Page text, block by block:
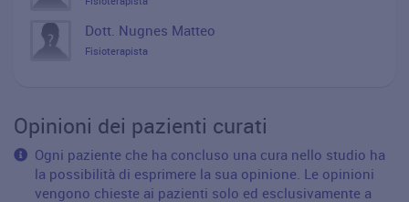
Dott. Nugnes Matteo
Fisioterapista
Opinioni dei pazienti curati
Ogni paziente che ha concluso una cura nello studio ha
la possibilità di esprimere la sua opinione. Le opinioni
vengono chieste ai pazienti solo ed esclusivamente a